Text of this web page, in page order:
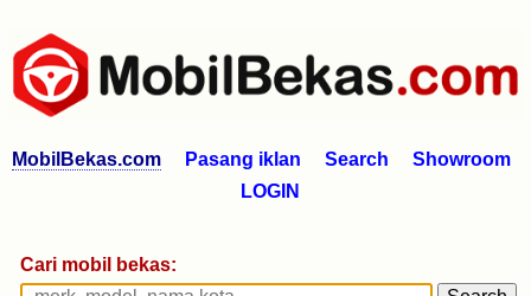
MobilBekas.com Pasang iklan Search
Showroom
LOGIN
Cari mobil bekas: